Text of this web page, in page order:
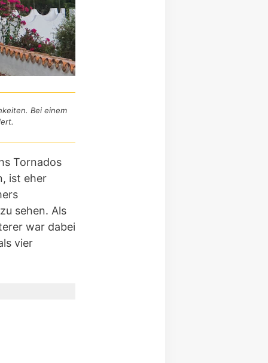
Bei einem
Tornados
ist eher
sehen. Als
war dabei
vier